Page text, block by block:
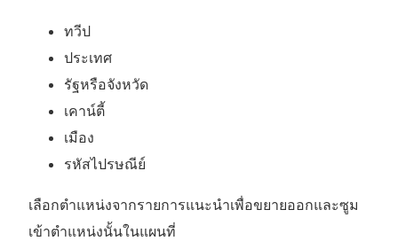
ทวีป
ประเทศ
รัฐหรือจังหวัด
เคาน์ตี้
เมือง
รหัสไปรษณีย์
เลือกตำแหน่งจากรายการแนะนำเพื่อขยายออกและซูม
เข้าตำแหน่งนั้นในแผนที่